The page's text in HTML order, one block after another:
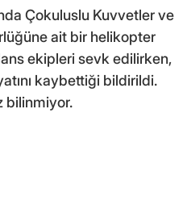
Çokuluslu Kuvvetler ve
ait bir helikopter
ekipleri sevk edilirken,
kaybettiği bildirildi.
bilinmiyor.